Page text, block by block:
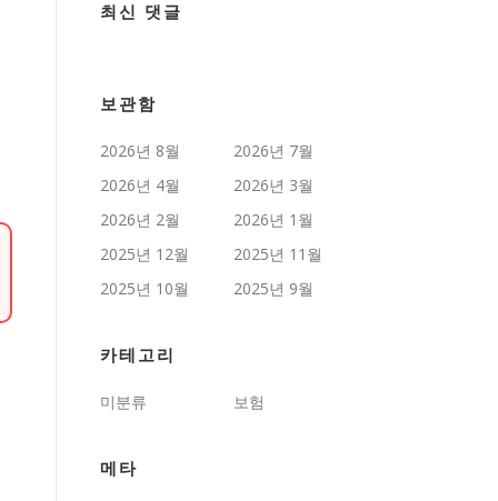
최신 댓글
보관함
2026년 8월
2026년 7월
2026년 4월
2026년 3월
2026년 2월
2026년 1월
2025년 12월
2025년 11월
2025년 10월
2025년 9월
카테고리
미분류 보험
메타